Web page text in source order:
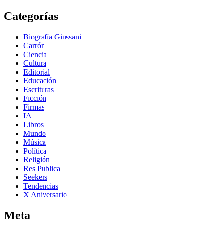
Categorías
Biografía Giussani
Carrón
Ciencia
Cultura
Editorial
Educación
Escrituras
Ficción
Firmas
IA
Libros
Mundo
Música
Política
Religión
Res Publica
Seekers
Tendencias
X Aniversario
Meta